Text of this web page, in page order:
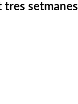
setmanes